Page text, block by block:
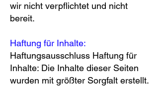
wir nicht verpflichtet und nicht
bereit.
Haftung für Inhalte:
Haftungsausschluss Haftung für
Inhalte: Die Inhalte dieser Seiten
wurden mit größter Sorgfalt erstellt.